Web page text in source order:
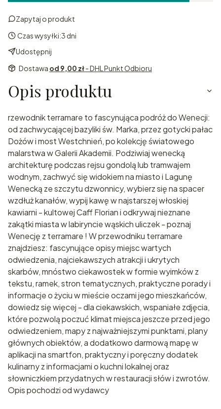
Zapytaj o produkt
Czas wysyłki:3 dni
Udostępnij
Dostawa od 9,00 zł- DHL Punkt Odbioru
Opis produktu
rzewodnik terramare to fascynująca podróż do Wenecji:
od zachwycającej bazyliki św. Marka, przez gotycki pałac
Dożów i most Westchnień, po kolekcję światowego
malarstwa w Galerii Akademii. Podziwiaj wenecką
architekturę podczas rejsu gondolą lub tramwajem
wodnym, zachwyć się widokiem na miasto i Lagunę
Wenecką ze szczytu dzwonnicy, wybierz się na spacer
wzdłuż kanałów, wypij kawę w najstarszej włoskiej
kawiarni - kultowej Caff Florian i odkrywaj nieznane
zakątki miasta w labiryncie wąskich uliczek - poznaj
Wenecję z terramare ! W przewodniku terramare
znajdziesz: fascynujące opisy miejsc wartych
odwiedzenia, najciekawszych atrakcji i ukrytych
skarbów, mnóstwo ciekawostek w formie wyimków z
tekstu, ramek, stron tematycznych, praktyczne porady i
informacje o życiu w mieście oczami jego mieszkańców,
dowiedz się więcej - dla ciekawskich, wspaniałe zdjęcia,
które pozwolą poczuć klimat miejsca jeszcze przed jego
odwiedzeniem, mapy z najważniejszymi punktami, plany
głównych obiektów, a dodatkowo darmową mapę w
aplikacji na smartfon, praktyczny i poręczny dodatek
kulinarny z informacjami o kuchni lokalnej oraz
słowniczkiem przydatnych w restauracji słów i zwrotów.
Opis pochodzi od wydawcy